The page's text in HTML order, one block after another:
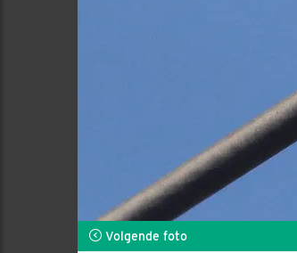
Volgende foto